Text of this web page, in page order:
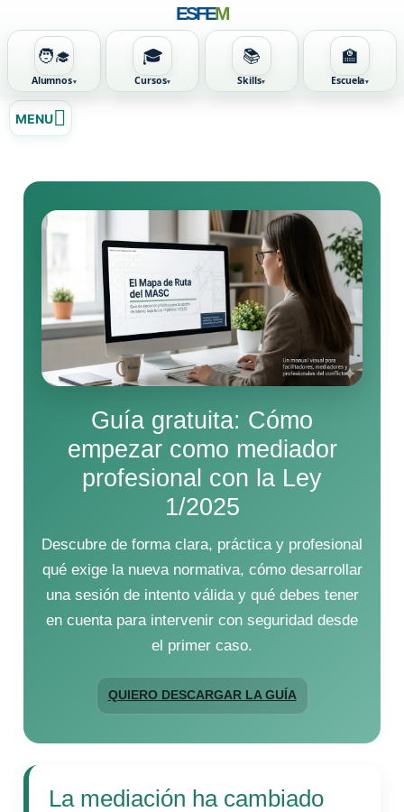
ESFEM
🧑‍🎓
Alumnos
🎓
Cursos
📚
Skills
🏫
Escuela
al
MENU
Guía gratuita: Cómo
empezar como mediador
profesional con la Ley
1/2025
Descubre de forma clara, práctica y profesional
qué exige la nueva normativa, cómo desarrollar
una sesión de intento válida y qué debes tener
en cuenta para intervenir con seguridad desde
el primer caso.
QUIERO DESCARGAR LA GUÍA
La mediación ha cambiado